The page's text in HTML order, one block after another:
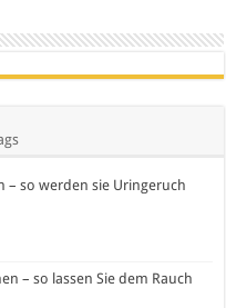
– so werden sie Uringeruch
– so lassen Sie dem Rauch